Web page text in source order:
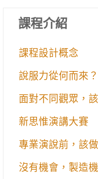
課程介紹
課程設計概念
說服力從何而來
面對不同觀眾，
新思惟演講大賽
專業演說前，該
沒有機會，製造